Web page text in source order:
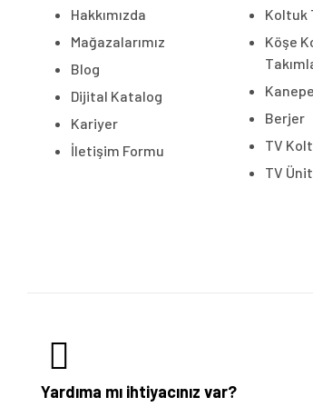
Hakkımızda
Mağazalarımız
Blog
Dijital Katalog
Kariyer
İletişim Formu
Koltuk
Köşe
Berjer
TV
TV
Yardıma mı ihtiyacınız var?